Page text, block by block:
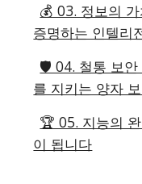
💰 03. 정보의
증명하는 인텔리
🛡️ 04. 철통 보안
를 지키는 양자
🏆 05. 지능의
이 됩니다